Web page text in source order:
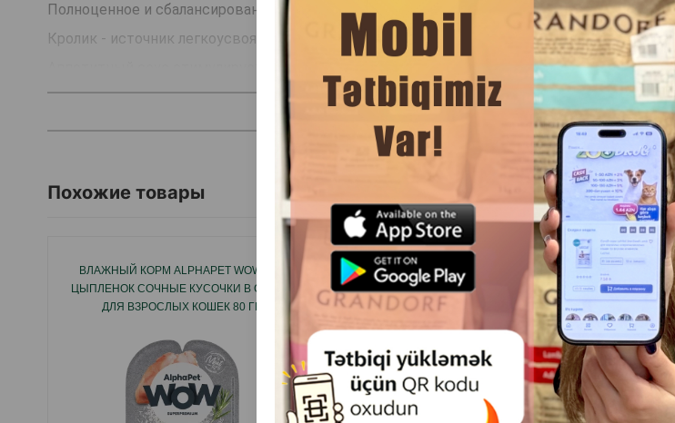
Полноценное и сбалансированное питание для взрослых кошек.
Кролик - источник легкоусвояемого белка, идеально подходит даже для кошек с
Богат витаминами и минералами для поддержания здоровья и блестящей шерсти.
Подходит для ежедневного кормления.
ЧИТАТЬ ДАЛЬШЕ
Похожие товары
ВЛАЖНЫЙ КОРМ ALPHAPET WOW CAT
ЦЫПЛЕНОК СОЧНЫЕ КУСОЧКИ В СОУСЕ
ДЛЯ ВЗРОСЛЫХ КОШЕК 80 ГР.
ВЛАЖНЫЙ КОРМ CLUB 4 PAWS PREMIUM
ДЛЯ ВЗРОСЛЫХ КОШЕК С УТКОЙ В
СОУСЕ, 85Г #2503
CAT